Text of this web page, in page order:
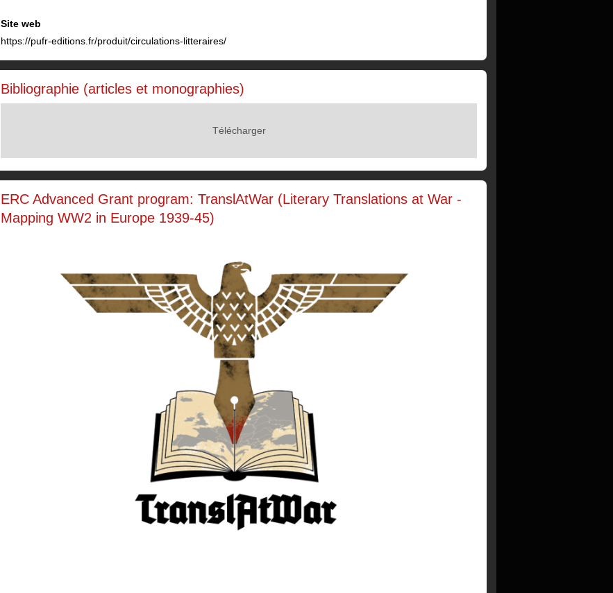
Site web
https://pufr-editions.fr/produit/circulations-litteraires/
Bibliographie (articles et monographies)
Télécharger
ERC Advanced Grant program: TranslAtWar (Literary Translations at War -
Mapping WW2 in Europe 1939-45)